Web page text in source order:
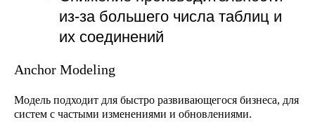
Anchor Modeling
Модель подходит для быстро развивающегося бизнеса, для
систем с частыми изменениями и обновлениями.